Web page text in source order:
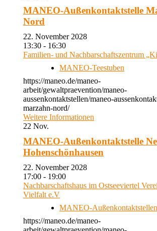
MANEO-Außenkontaktstelle
Nord
22. November 2028
13:30 - 16:30
Familien- und Nachbarschaftszentrum
MANEO-Teestuben
https://maneo.de/maneo-
arbeit/gewaltpraevention/maneo-
aussenkontaktstellen/maneo-
marzahn-nord/
Weitere Informationen
22 Nov.
MANEO-Außenkontaktstelle
Hohenschönhausen
22. November 2028
17:00 - 19:00
Nachbarschaftshaus im Ostseeviertel
Vielfalt e.V
MANEO-Außenkontaktstellen
https://maneo.de/maneo-